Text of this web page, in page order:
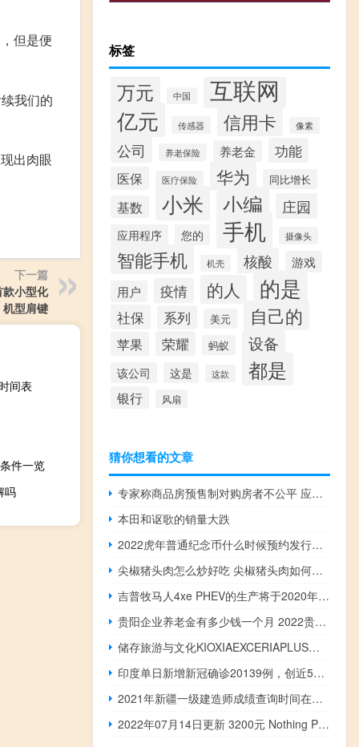
但是便
我们的
出肉眼
下一篇
小型化
机型肩键
间表
件一览
吗
标签
万元 中国 互联网
亿元 传感器 信用卡 像素
公司 养老保险 养老金 功能
医保 医疗保险 华为 同比增长
基数 小米 小编 庄园
应用程序 您的 手机 摄像头
智能手机 机壳 核酸
游戏
用户
疫情 的人 的是
社保 系列 美元 自己的
苹果 荣耀 蚂蚁 设备
该公司 这是 这款 都是
银行 风扇
猜你想看的文章
专家称商品房预售制对购房者不公平 应该怎么改
本田和讴歌的销量大跌
2022虎年普通纪念币什么时候预约发行时间具体是什么时候附最新预约时间表！
尖椒猪头肉怎么炒好吃 尖椒猪头肉如何炒好吃
吉普牧马人4xe PHEV的生产将于2020年第四季度开始
贵阳企业养老金有多少钱一个月 2022贵阳退休人员有春节补贴吗
储存旅游与文化KIOXIAEXCERIAPLUS记忆卡用大容量承载「撒酱」的台日梦
印度单日新增新冠确诊20139例，创近5个月新高
2021年新疆一级建造师成绩查询时间在几月
2022年07月14日更新 3200元 Nothing Phone 1成了：一天卖出20多万台